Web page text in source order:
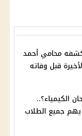
محامي أحمد
قبل وفاته
الكيمياء؟..
يهم جميع الطلاب